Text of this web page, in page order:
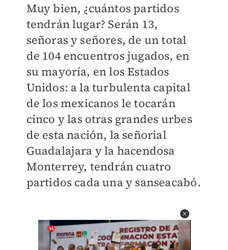
Muy bien, ¿cuántos partidos
tendrán lugar? Serán 13,
señoras y señores, de un total
de 104 encuentros jugados, en
su mayoría, en los Estados
Unidos: a la turbulenta capital
de los mexicanos le tocarán
cinco y las otras grandes urbes
de esta nación, la señorial
Guadalajara y la hacendosa
Monterrey, tendrán cuatro
partidos cada una y sanseacabó.